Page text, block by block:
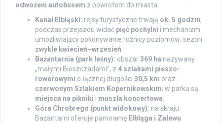
odwożeni autobusem z powrotem do miasta.
Kanał Elbląski: rejsy turystyczne trwają ok. 5 godzin;
podczas przejazdu widać pięć pochylni i mechanizm
umożliwiający pokonywanie różnicy poziomów; sezon
zwykle kwiecień–wrzesień
Bażantarnia (park leśny): obszar369 ha nazywany
„małymi Bieszczadami”, z 4 szlakami pieszo-
rowerowymi o łącznej długości 30,5 km oraz
czerwonym Szlakiem Kopernikowskim; w parku są
miejsca na pikniki i muszla koncertowa
Góra Chrobrego (punkt widokowy): na skraju
Bażantarni oferuje panoramę Elbląga i Zalewu